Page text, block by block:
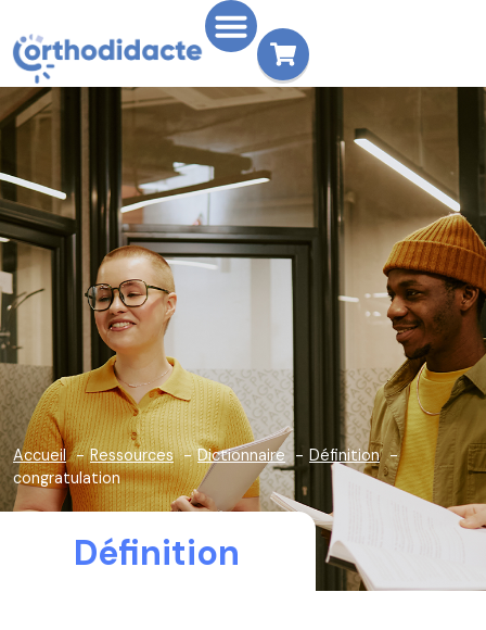
Accueil Ressources Dictionnaire
Définition
congratulation
Définition